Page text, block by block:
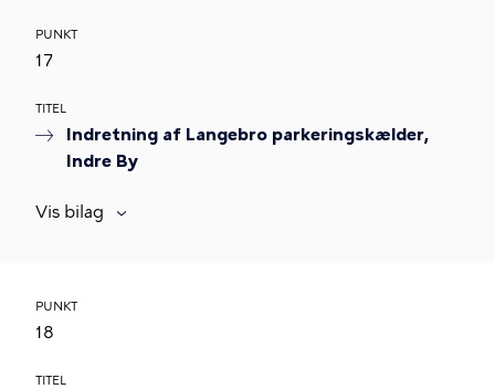
PUNKT
17
TITEL
Indretning af Langebro parkeringskælder,
Indre By
Vis bilag
PUNKT
18
TITEL